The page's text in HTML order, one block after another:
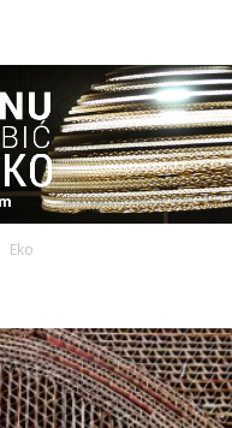
Kartonu
Eko